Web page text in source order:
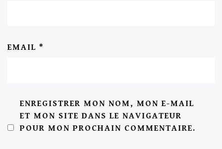
EMAIL *
ENREGISTRER MON NOM, MON E-MAIL
ET MON SITE DANS LE NAVIGATEUR
POUR MON PROCHAIN COMMENTAIRE.